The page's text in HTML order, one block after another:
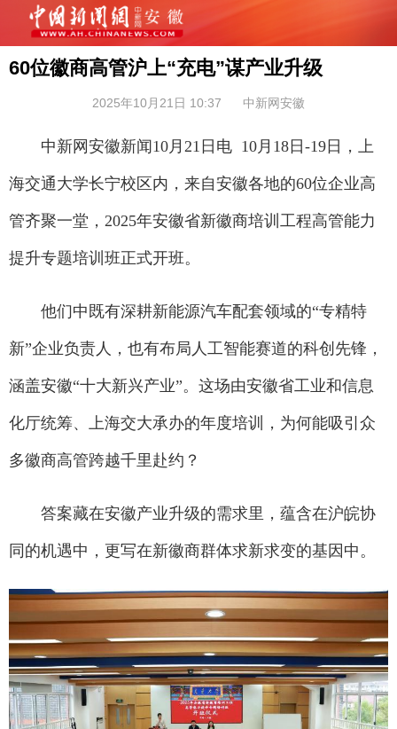
60位徽商高管沪上“充电”谋产业升级
2025年10月21日 10:37 中新网安徽
中新网安徽新闻10月21日电 10月18日-19日，上
海交通大学长宁校区内，来自安徽各地的60位企业高
管齐聚一堂，2025年安徽省新徽商培训工程高管能力
提升专题培训班正式开班。
他们中既有深耕新能源汽车配套领域的“专精特
新”企业负责人，也有布局人工智能赛道的科创先锋，
涵盖安徽“十大新兴产业”。这场由安徽省工业和信息
化厅统筹、上海交大承办的年度培训，为何能吸引众
多徽商高管跨越千里赴约？
答案藏在安徽产业升级的需求里，蕴含在沪皖协
同的机遇中，更写在新徽商群体求新求变的基因中。